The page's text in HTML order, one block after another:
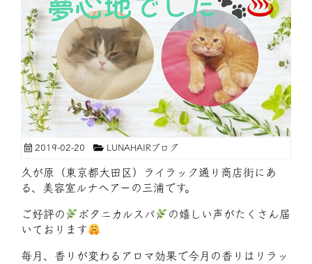
2019-02-20 LUNAHAIRブログ
久が原（東京都大田区）ライラック通り商店街にあ
る、美容室ルナヘアーの三浦です。
ご好評の ボタニカルスパ
の嬉しい声がたくさん届
いております
毎月、香りが変わるアロマ効果で今月の香りはリラッ